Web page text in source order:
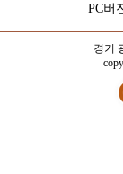
PC버
경기